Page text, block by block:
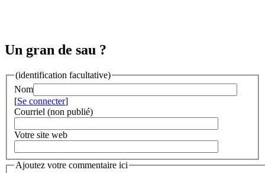
Un gran de sau ?
(identification facultative)
Nom
[Se connecter]
Courriel (non publié)
Votre site web
Ajoutez votre commentaire ici